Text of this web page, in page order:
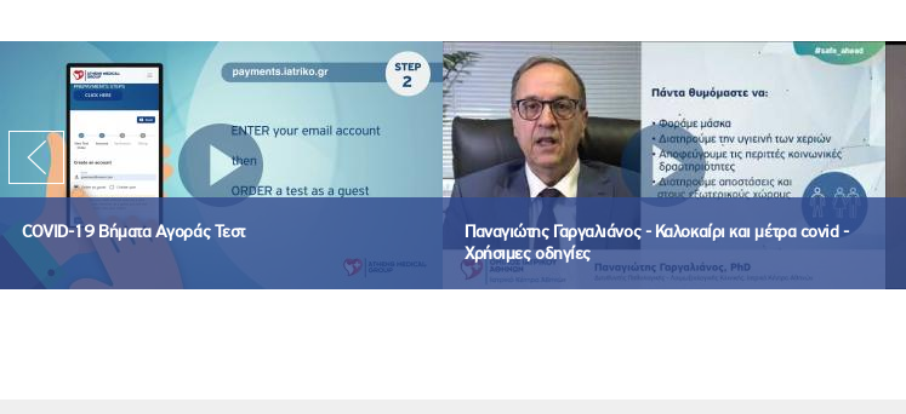
COVID-19 Βήματα Αγοράς Τεστ
Παναγιώτης Γαργαλιάνος - Καλοκαίρι και μέτρα covid -
Χρήσιμες οδηγίες